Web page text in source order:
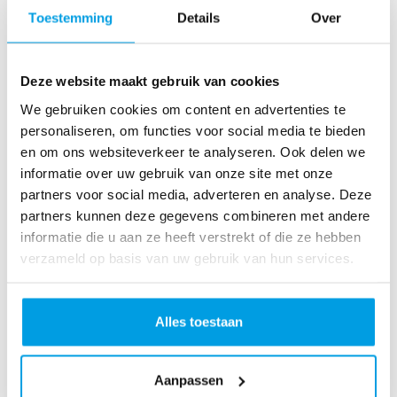
Toestemming Details Over
Deze website maakt gebruik van cookies
We gebruiken cookies om content en advertenties te
personaliseren, om functies voor social media te bieden
en om ons websiteverkeer te analyseren. Ook delen we
informatie over uw gebruik van onze site met onze
partners voor social media, adverteren en analyse. Deze
partners kunnen deze gegevens combineren met andere
informatie die u aan ze heeft verstrekt of die ze hebben
verzameld op basis van uw gebruik van hun services.
Alles toestaan
Aanpassen
as
R
u
n
L
o
ve
Li
fe
R
n
S
n
fo